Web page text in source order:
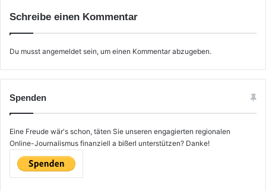
Schreibe einen Kommentar
Du musst angemeldet sein, um einen Kommentar abzugeben.
Spenden
Eine Freude wär's schon, täten Sie unseren engagierten regionalen
Online-Journalismus finanziell a bißerl unterstützen? Danke!